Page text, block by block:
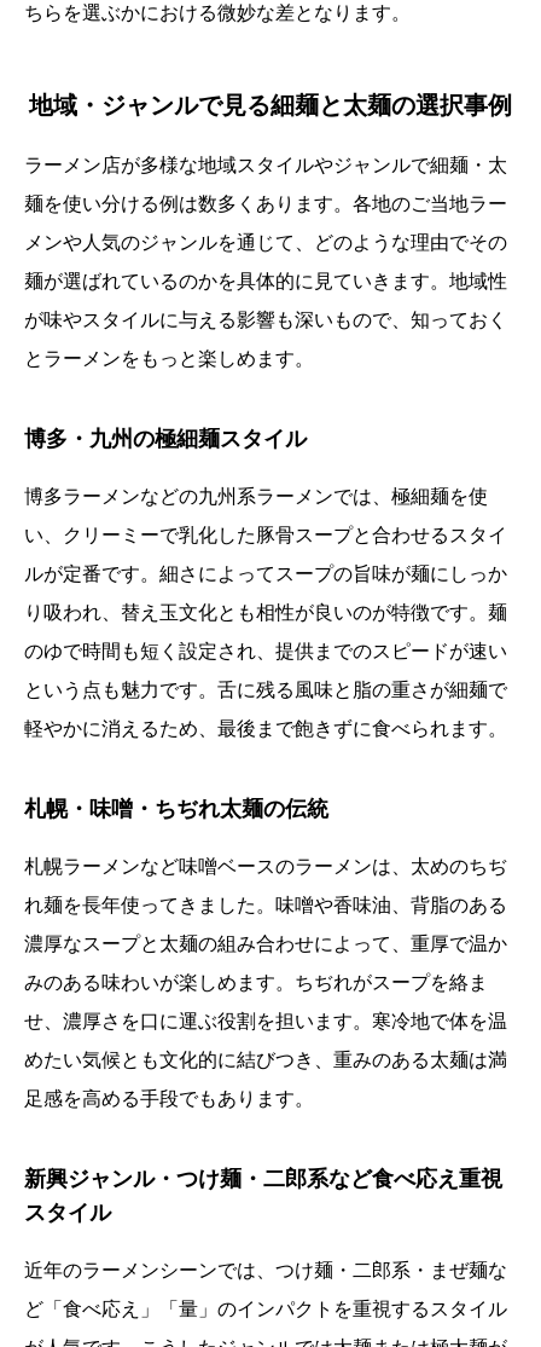
ちらを選ぶかにおける微妙な差となります。
地域・ジャンルで見る細麺と太麺の選択事例
ラーメン店が多様な地域スタイルやジャンルで細麺・太
麺を使い分ける例は数多くあります。各地のご当地ラー
メンや人気のジャンルを通じて、どのような理由でその
麺が選ばれているのかを具体的に見ていきます。地域性
が味やスタイルに与える影響も深いもので、知っておく
とラーメンをもっと楽しめます。
博多・九州の極細麺スタイル
博多ラーメンなどの九州系ラーメンでは、極細麺を使
い、クリーミーで乳化した豚骨スープと合わせるスタイ
ルが定番です。細さによってスープの旨味が麺にしっか
り吸われ、替え玉文化とも相性が良いのが特徴です。麺
のゆで時間も短く設定され、提供までのスピードが速い
という点も魅力です。舌に残る風味と脂の重さが細麺で
軽やかに消えるため、最後まで飽きずに食べられます。
札幌・味噌・ちぢれ太麺の伝統
札幌ラーメンなど味噌ベースのラーメンは、太めのちぢ
れ麺を長年使ってきました。味噌や香味油、背脂のある
濃厚なスープと太麺の組み合わせによって、重厚で温か
みのある味わいが楽しめます。ちぢれがスープを絡ま
せ、濃厚さを口に運ぶ役割を担います。寒冷地で体を温
めたい気候とも文化的に結びつき、重みのある太麺は満
足感を高める手段でもあります。
新興ジャンル・つけ麺・二郎系など食べ応え重視
スタイル
近年のラーメンシーンでは、つけ麺・二郎系・まぜ麺な
ど「食べ応え」「量」のインパクトを重視するスタイル